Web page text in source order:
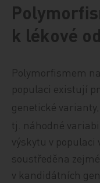
k lékové
Polymorfismem
populaci existují
genetické varianty,
tj. náhodné
výskytu v populaci
soustředěna
v kandidátních